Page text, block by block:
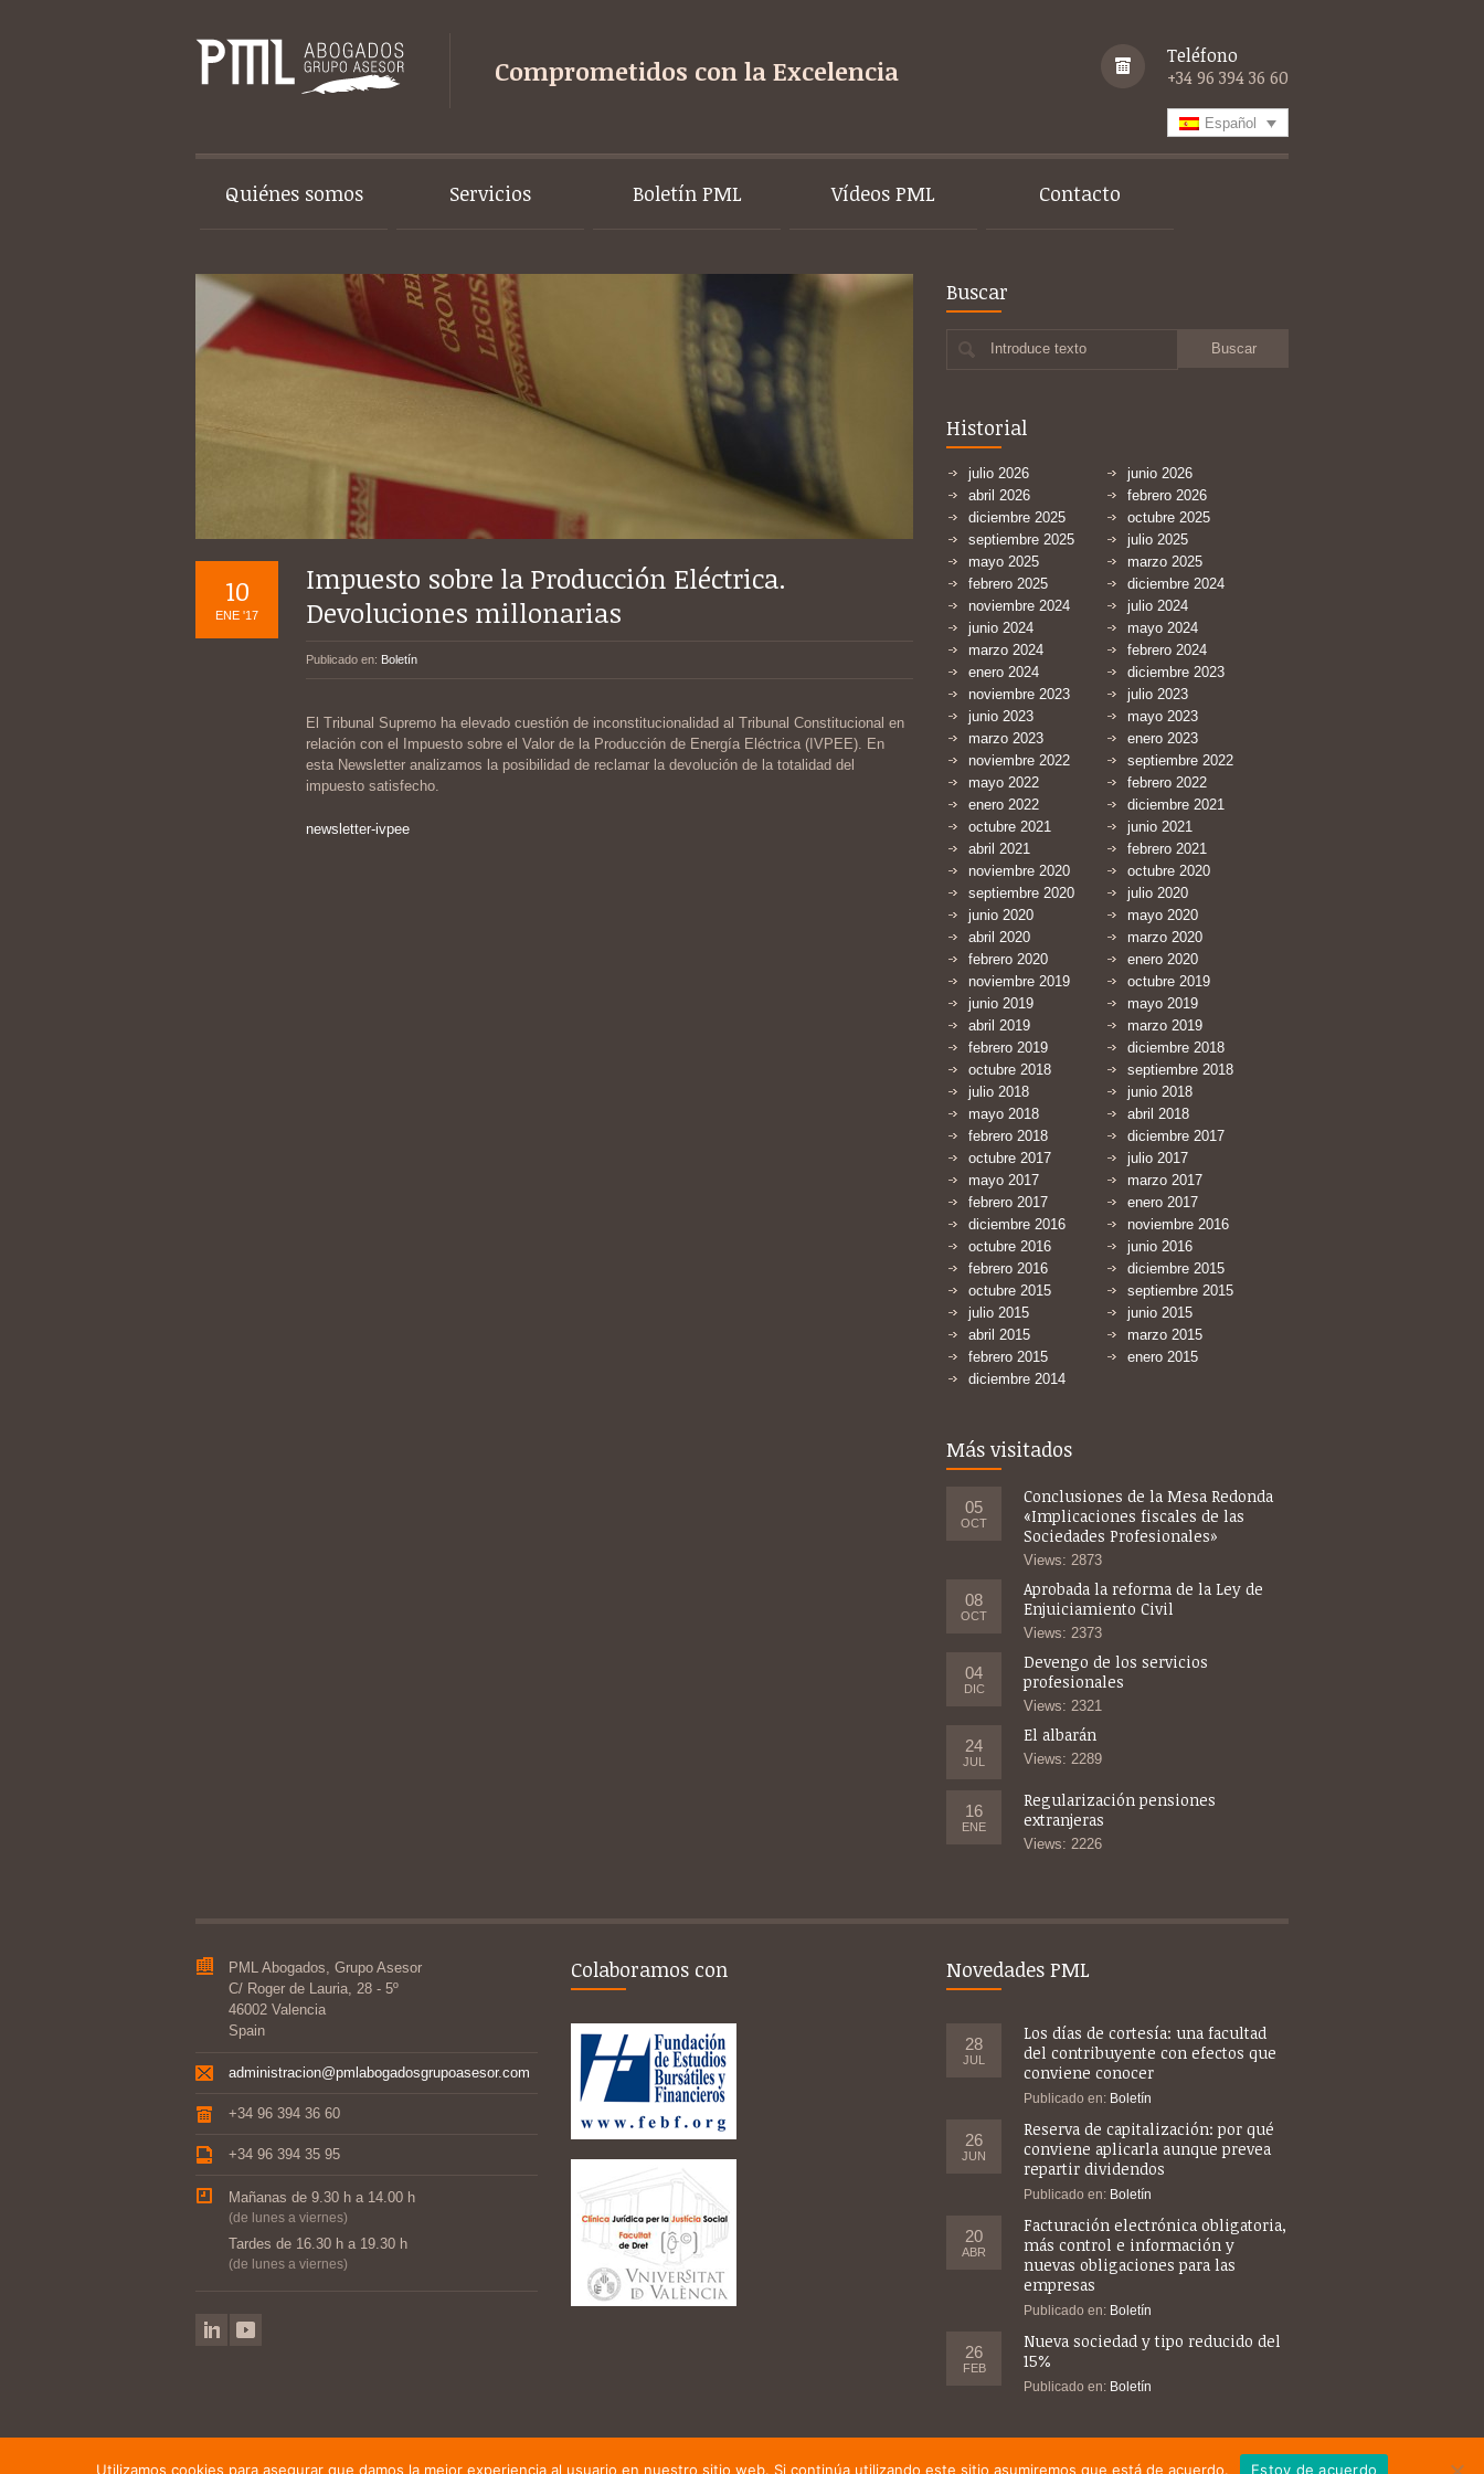
Comprometidos con la Excelencia
Teléfono
+34 96 394 36 60
Español
Quiénes somos Servicios Boletín PML Vídeos PML Contacto
10
ENE '17
Impuesto sobre la Producción Eléctrica.
Devoluciones millonarias
Publicado en: Boletín
El Tribunal Supremo ha elevado cuestión de inconstitucionalidad al Tribunal Constitucional en
relación con el Impuesto sobre el Valor de la Producción de Energía Eléctrica (IVPEE). En
esta Newsletter analizamos la posibilidad de reclamar la devolución de la totalidad del
impuesto satisfecho.
newsletter-ivpee
Buscar
Introduce texto
Historial
julio 2026
junio 2026
abril 2026
febrero 2026
diciembre 2025
octubre 2025
septiembre 2025
julio 2025
mayo 2025
marzo 2025
febrero 2025
diciembre 2024
noviembre 2024
julio 2024
junio 2024
mayo 2024
marzo 2024
febrero 2024
enero 2024
diciembre 2023
noviembre 2023
julio 2023
junio 2023
mayo 2023
marzo 2023
enero 2023
noviembre 2022
septiembre 2022
mayo 2022
febrero 2022
enero 2022
diciembre 2021
octubre 2021
junio 2021
abril 2021
febrero 2021
noviembre 2020
octubre 2020
septiembre 2020
julio 2020
junio 2020
mayo 2020
abril 2020
marzo 2020
febrero 2020
enero 2020
noviembre 2019
octubre 2019
junio 2019
mayo 2019
abril 2019
marzo 2019
febrero 2019
diciembre 2018
octubre 2018
septiembre 2018
julio 2018
junio 2018
mayo 2018
abril 2018
febrero 2018
diciembre 2017
octubre 2017
julio 2017
mayo 2017
marzo 2017
febrero 2017
enero 2017
diciembre 2016
noviembre 2016
octubre 2016
junio 2016
febrero 2016
diciembre 2015
octubre 2015
septiembre 2015
julio 2015
junio 2015
abril 2015
marzo 2015
febrero 2015
enero 2015
diciembre 2014
Más visitados
05
OCT
Conclusiones de la Mesa Redonda
«Implicaciones fiscales de las
Sociedades Profesionales»
Views: 2873
08
OCT
Aprobada la reforma de la Ley de
Enjuiciamiento Civil
Views: 2373
04
DIC
Devengo de los servicios
profesionales
Views: 2321
24
JUL
El albarán
Views: 2289
16
ENE
Regularización pensiones
extranjeras
Views: 2226
PML Abogados, Grupo Asesor
C/ Roger de Lauria, 28 - 5º
46002 Valencia
Spain
administracion@pmlabogadosgrupoasesor.com
+34 96 394 36 60
+34 96 394 35 95
Mañanas de 9.30 h a 14.00 h
(de lunes a viernes)
Tardes de 16.30 h a 19.30 h
(de lunes a viernes)
Colaboramos con Novedades PML
28
JUL
Los días de cortesía: una facultad
del contribuyente con efectos que
conviene conocer
Publicado en: Boletín
26
JUN
Reserva de capitalización: por qué
conviene aplicarla aunque prevea
repartir dividendos
Publicado en: Boletín
20
ABR
Facturación electrónica obligatoria,
más control e información y
nuevas obligaciones para las
empresas
Publicado en: Boletín
26
FEB
Nueva sociedad y tipo reducido del
15%
Publicado en: Boletín
Utilizamos cookies para asegurar que damos la mejor experiencia al usuario en nuestro sitio web. Si continúa utilizando este sitio asumiremos que está de acuerdo. Estoy de acuerdo